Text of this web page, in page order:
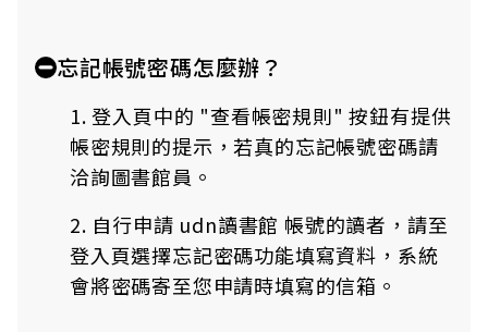
忘記帳號密碼怎麼辦？
1. 登入頁中的 "查看帳密規則" 按鈕有提供
帳密規則的提示，若真的忘記帳號密碼請
洽詢圖書館員。
2. 自行申請 udn讀書館 帳號的讀者，請至
登入頁選擇忘記密碼功能填寫資料，系統
會將密碼寄至您申請時填寫的信箱。